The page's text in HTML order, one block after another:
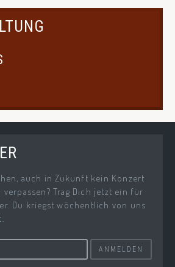
auch in Zukunft kein Konzert
Trag Dich jetzt ein für
Du kriegst wöchentlich von uns
ANMELDEN